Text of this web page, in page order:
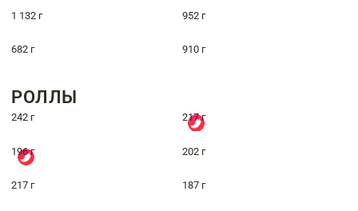
1 132 г 952 г
682 г 910 г
РОЛЛЫ
242 г 217 г
196 г 202 г
217 г 187 г